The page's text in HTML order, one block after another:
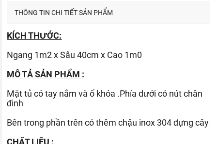
THÔNG TIN CHI TIẾT SẢN PHẨM
KÍCH THƯỚC:
Ngang 1m2 x Sâu 40cm x Cao 1m0
MÔ TẢ SẢN PHẨM :
Mặt tủ có tay nắm và ổ khóa .Phía dưới có nút chân
đinh
Bên trong phần trên có thêm chậu inox 304 đựng cây
CHẤT LIỆU :